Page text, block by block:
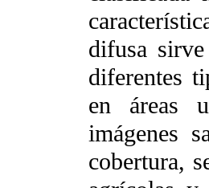
difusa
diferentes
en áreas
imágenes
cobertura,